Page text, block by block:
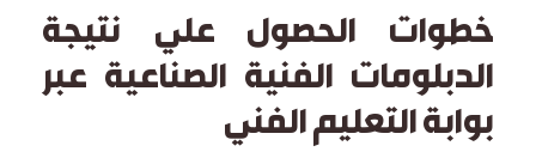
خطوات الحصول علي نتيجة
الدبلومات الفنية الصناعية عبر
بوابة التعليم الفني